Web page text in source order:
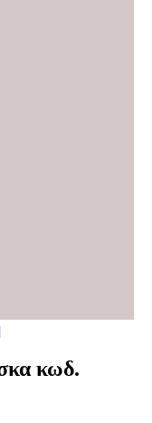
κωδ.